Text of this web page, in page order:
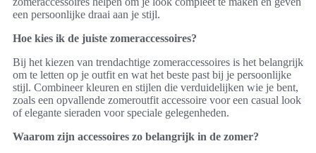
een persoonlijke draai aan je stijl.
Hoe kies ik de juiste zomeraccessoires?
Bij het kiezen van trendachtige zomeraccessoires is het belangrijk
om te letten op je outfit en wat het beste past bij je persoonlijke
stijl. Combineer kleuren en stijlen die verduidelijken wie je bent,
zoals een opvallende zomeroutfit accessoire voor een casual look
of elegante sieraden voor speciale gelegenheden.
Waarom zijn accessoires zo belangrijk in de zomer?